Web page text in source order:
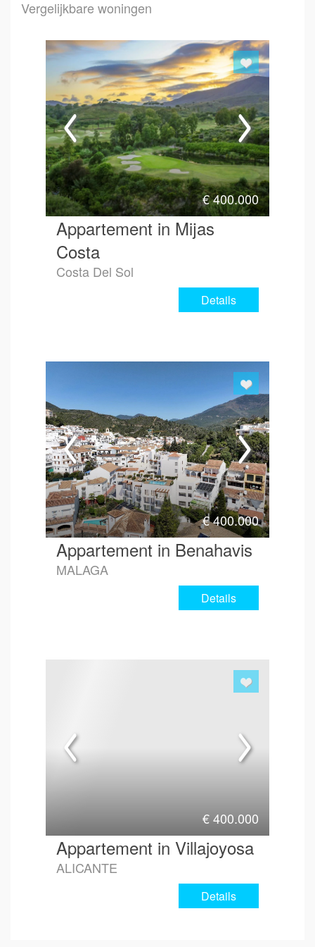
Vergelijkbare woningen
€400.000
Appartement in Mijas
Costa
Costa Del Sol
Details
€400.000
Appartement in Benahavis
MALAGA
Details
€400.000
Appartement in Villajoyosa
ALICANTE
Details